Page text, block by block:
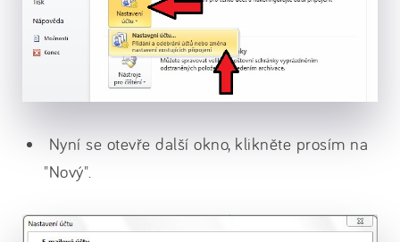
Nyní se otevře další okno, klikněte prosím na
"Nový".